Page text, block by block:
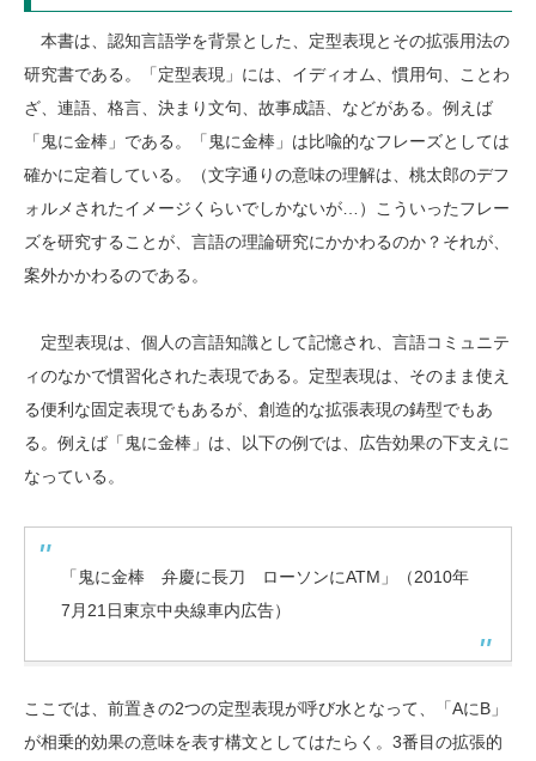
本書は、認知言語学を背景とした、定型表現とその拡張用法の
研究書である。「定型表現」には、イディオム、慣用句、ことわ
ざ、連語、格言、決まり文句、故事成語、などがある。例えば
「鬼に金棒」である。「鬼に金棒」は比喩的なフレーズとしては
確かに定着している。（文字通りの意味の理解は、桃太郎のデフ
ォルメされたイメージくらいでしかないが…）こういったフレー
ズを研究することが、言語の理論研究にかかわるのか？それが、
案外かかわるのである。
定型表現は、個人の言語知識として記憶され、言語コミュニテ
ィのなかで慣習化された表現である。定型表現は、そのまま使え
る便利な固定表現でもあるが、創造的な拡張表現の鋳型でもあ
る。例えば「鬼に金棒」は、以下の例では、広告効果の下支えに
なっている。
「鬼に金棒 弁慶に長刀 ローソンにATM」（2010年
7月21日東京中央線車内広告）
ここでは、前置きの2つの定型表現が呼び水となって、「AにB」
が相乗的効果の意味を表す構文としてはたらく。3番目の拡張的